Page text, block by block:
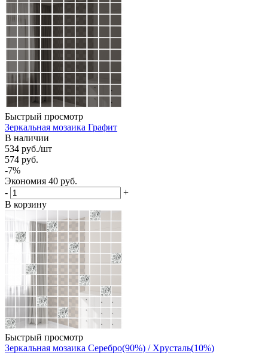
Быстрый просмотр
Зеркальная мозаика Графит
В наличии
534 руб./шт
574 руб.
-7%
Экономия 40 руб.
-
+
В корзину
Быстрый просмотр
Зеркальная мозаика Серебро(90%) / Хрусталь(10%)